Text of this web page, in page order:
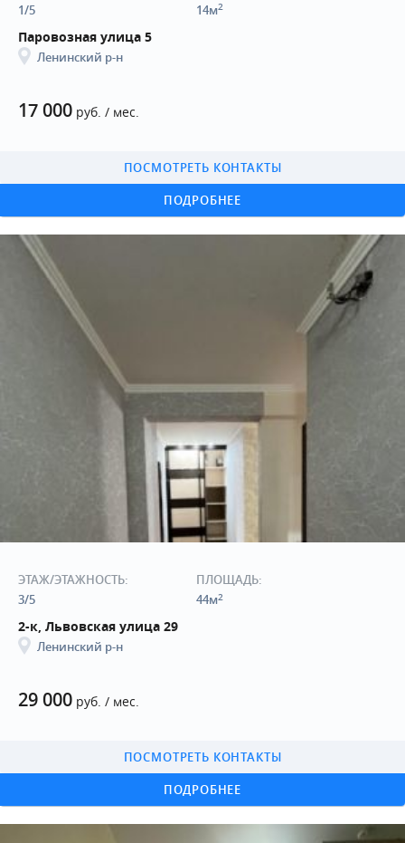
17 000 руб. / мес.
Паровозная улица 5
Ленинский р-н
ПОДРОБНЕЕ
ПОСМОТРЕТЬ КОНТАКТЫ
1/5
14м2
29 000 руб. / мес.
2-к, Львовская улица 29
Ленинский р-н
ПОДРОБНЕЕ
ПОСМОТРЕТЬ КОНТАКТЫ
ЭТАЖ/ЭТАЖНОСТЬ:
3/5
ПЛОЩАДЬ:
44м2